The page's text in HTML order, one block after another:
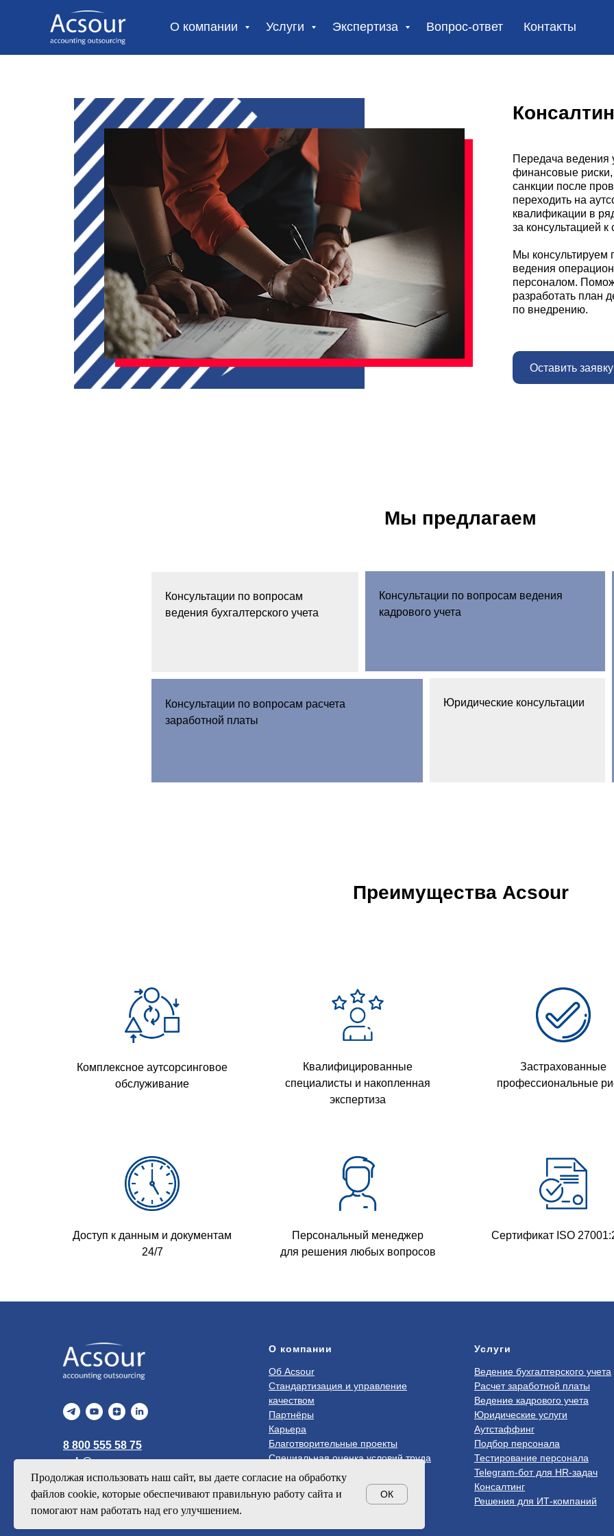
О компании Услуги Экспертиза Вопрос-ответ Контакты
Оставить заявку
Передача ведения
финансовые
санкции после
переходить на
квалификации в
за консультацией
Мы консультируем
ведения
персоналом.
разработать план
по внедрению.
Мы предлагаем
Консультации по вопросам
ведения бухгалтерского учета
Консультации по вопросам ведения
кадрового учета
Консультации по вопросам расчета
заработной платы
Юридические консультации
Преимущества Acsour
Комплексное аутсорсинговое
обслуживание
Квалифицированные
специалисты и накопленная
экспертиза
Застрахованные
профессиональные
Доступ к данным и документам
24/7
Персональный менеджер
для решения любых вопросов
Сертификат ISO
8 800 555 58 75
ask@ascour.com
О компании
Об Acsour
Стандартизация и управление
качеством
Партнёры
Карьера
Благотворительные проекты
Специальная оценка условий труда
Услуги
Ведение бухгалтерского учета
Расчет заработной платы
Ведение кадрового учета
Юридические услуги
Аутстаффинг
Подбор персонала
Тестирование персонала
Telegram-бот для HR-задач
Консалтинг
Решения для ИТ-компаний
Продолжая использовать наш сайт, вы даете согласие на обработку
файлов cookie, которые обеспечивают правильную работу сайта и
помогают нам работать над его улучшением.
ОК